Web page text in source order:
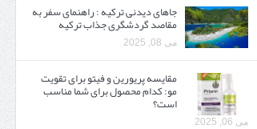
جاهای دیدنی ترکیه : راهنمای سفر به
مقاصد گردشگری جذاب ترکیه
می 08, 2025
مقایسه پریورین و فیتو برای تقویت
مو: کدام محصول برای شما مناسب
است؟
می 06, 2025